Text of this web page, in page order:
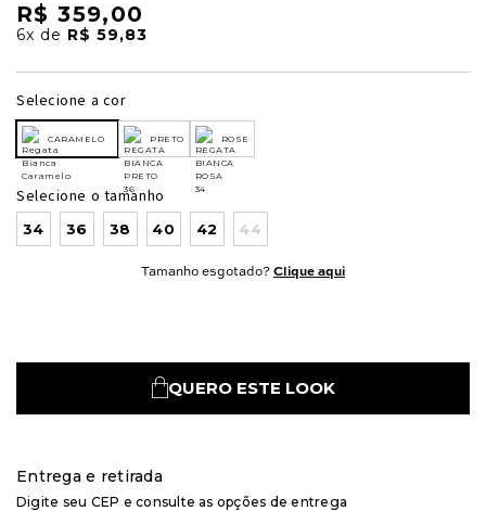
R$ 359,00
6x de R$ 59,83
Selecione a cor
CARAMELO PRETO ROSE
Selecione o tamanho
34 36 38 40 42 44
Tamanho esgotado? Clique aqui
QUERO ESTE LOOK
Entrega e retirada
Digite seu CEP e consulte as opções de entrega